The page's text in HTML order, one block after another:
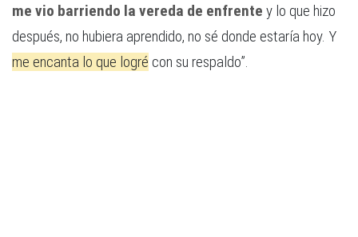
me vio barriendo la vereda de enfrente y lo que hizo
después, no hubiera aprendido, no sé donde estaría hoy. Y
me encanta lo que logré con su respaldo”.